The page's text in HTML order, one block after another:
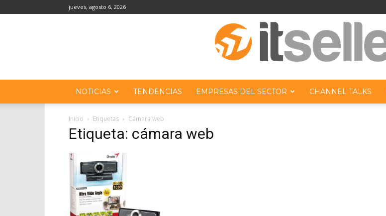
jueves, agosto 6, 2026
NOTICIAS TENDENCIAS EMPRESAS DEL SECTOR CHANNEL TALKS
Inicio Etiquetas Cámara web
Etiqueta: cámara web